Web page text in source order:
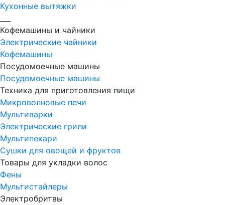
Кухонные вытяжки
Кофемашины и чайники
Электрические чайники
Кофемашины
Посудомоечные машины
Посудомоечные машины
Техника для приготовления пищи
Микроволновые печи
Мультиварки
Электрические грили
Мультипекари
Сушки для овощей и фруктов
Товары для укладки волос
Фены
Мультистайлеры
Электробритвы